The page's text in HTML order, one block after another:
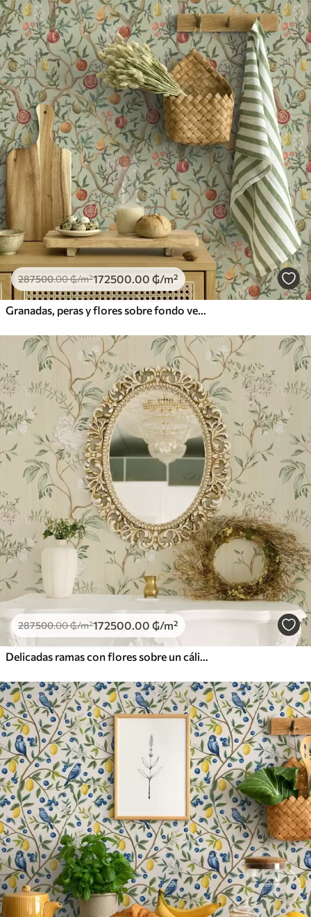
287500.00₲/m²172500.00 ₲/m²
Granadas, peras y flores sobre fondo verde pálido
287500.00₲/m²172500.00 ₲/m²
Delicadas ramas con flores sobre un cálido fondo color crema